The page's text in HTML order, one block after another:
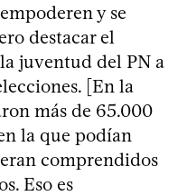
y se
destacar el
juventud del PN a
[En la
más de 65.000
la que podían
comprendidos
Eso es